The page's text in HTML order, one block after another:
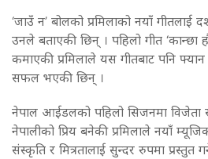
‘जाउँ न’ बोलको प्रमिलाको नयाँ
उनले बताएकी छिन् । पहिलो गीत ‘कान्छा
कमाएकी प्रमिलाले यस गीतबाट पनि
सफल भएकी छिन् ।
नेपाल आईडलको पहिलो सिजनमा विजेता
नेपालीको प्रिय बनेकी प्रमिलाले नयाँ
संस्कृति र मित्रतालाई सुन्दर रुपमा प्रस्तुत